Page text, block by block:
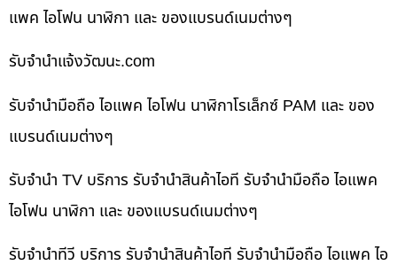
แพค ไอโฟน นาฬิกา และ ของแบรนด์เนมต่างๆ
รับจํานําแจ้งวัฒนะ.com
รับจำนำมือถือ ไอแพค ไอโฟน นาฬิกาโรเล็กซ์ PAM และ ของ
แบรนด์เนมต่างๆ
รับจำนำ TV บริการ รับจำนำสินค้าไอที รับจำนำมือถือ ไอแพค
ไอโฟน นาฬิกา และ ของแบรนด์เนมต่างๆ
รับจำนำทีวี บริการ รับจำนำสินค้าไอที รับจำนำมือถือ ไอแพค ไอ